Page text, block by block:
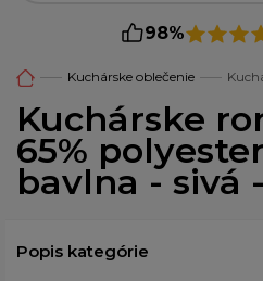
98%
Kuchárske oblečenie
Kuchárske
65%
bavlna - sivá
Popis kategórie